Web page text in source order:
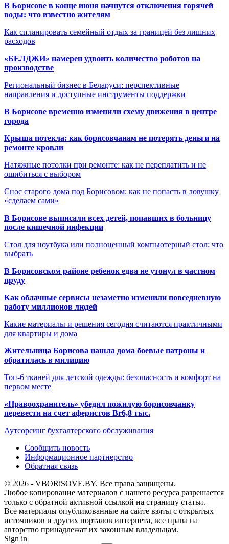
В Борисове в конце июня начнутся отключения горячей
воды: что известно жителям
Как спланировать семейный отдых за границей без лишних
расходов
«БЕЛДЖИ» намерен удвоить количество роботов на
производстве
Региональный бизнес в Беларуси: перспективные
направления и доступные инструменты поддержки
В Борисове временно изменили схему движения в центре
города
Крыша потекла: как борисовчанам не потерять деньги на
ремонте кровли
Натяжные потолки при ремонте: как не переплатить и не
ошибиться с выбором
Снос старого дома под Борисовом: как не попасть в ловушку
«сделаем сами»
В Борисове выписали всех детей, попавших в больницу
после кишечной инфекции
Стол для ноутбука или полноценный компьютерный стол: что
выбрать
В Борисовском районе ребенок едва не утонул в частном
пруду
Как облачные сервисы незаметно изменили повседневную
работу миллионов людей
Какие материалы и решения сегодня считаются практичными
для квартиры и дома
Жительница Борисова нашла дома боевые патроны и
обратилась в милицию
Топ-6 тканей для детской одежды: безопасность и комфорт на
первом месте
«Правоохранитель» убедил пожилую борисовчанку
перевести на счет аферистов Br6,8 тыс.
Аутсорсинг бухгалтерского обслуживания
Сообщить новость
Информационное партнерство
Обратная связь
© 2026 - VBORiSOVE.BY. Все права защищены.
Любое копирование материалов с нашего ресурса разрешается
только с обратной активной ссылкой на страницу статьи.
Все материалы опубликованные на сайте взяты с открытых
источников и других порталов интернета, все права на
авторство принадлежат их законным владельцам.
Sign in